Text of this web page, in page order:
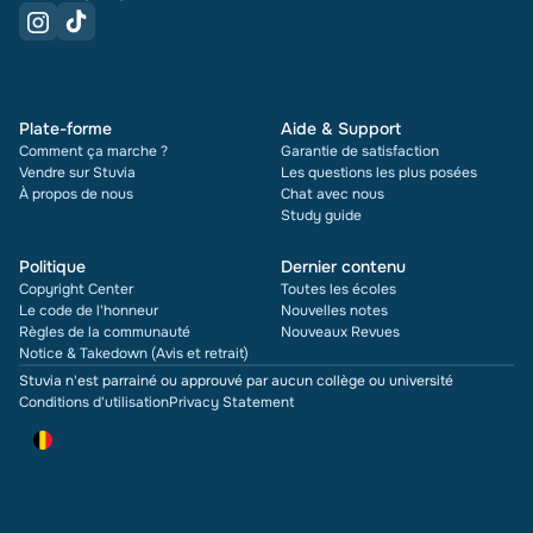
Plate-forme
Comment ça marche ?
Vendre sur Stuvia
À propos de nous
Aide & Support
Garantie de satisfaction
Les questions les plus posées
Chat avec nous
Study guide
Politique
Copyright Center
Le code de l'honneur
Règles de la communauté
Notice & Takedown (Avis et retrait)
Dernier contenu
Toutes les écoles
Nouvelles notes
Nouveaux Revues
Stuvia n'est parrainé ou approuvé par aucun collège ou université
Conditions d'utilisationPrivacy Statement